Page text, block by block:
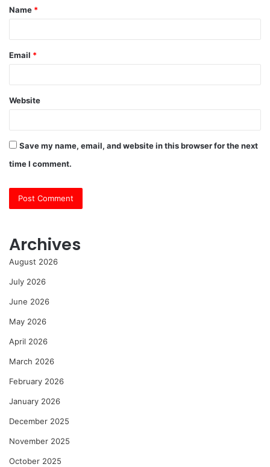
*
Name *
Email *
Website
Save my name, email, and website in this browser for the next
time I comment.
Archives
August 2026
July 2026
June 2026
May 2026
April 2026
March 2026
February 2026
January 2026
December 2025
November 2025
October 2025